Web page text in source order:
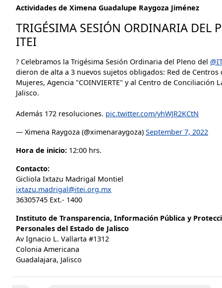
Actividades de Ximena Guadalupe Raygoza Jiménez
TRIGÉSIMA SESIÓN ORDINARIA DEL
ITEI
? Celebramos la Trigésima Sesión Ordinaria del Pleno del
dieron de alta a 3 nuevos sujetos obligados: Red de Centros
Mujeres, Agencia "COINVIERTE" y al Centro de Conciliación
Jalisco.
Además 172 resoluciones. pic.twitter.com/yhWJR2KCtN
— Ximena Raygoza (@ximenaraygoza) September 7, 2022
Hora de inicio: 12:00 hrs.
Contacto:
Gicliola Ixtazu Madrigal Montiel
ixtazu.madrigal@itei.org.mx
36305745 Ext.- 1400
Instituto de Transparencia, Información Pública y
Personales del Estado de Jalisco
Av Ignacio L. Vallarta #1312
Colonia Americana
Guadalajara, Jalisco